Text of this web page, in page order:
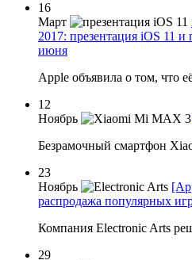
16
Март
2017: презентация iOS 11 и
июня
Apple объявила о том, что
12
Ноябрь
Безрамочный смартфон
23
Ноябрь
распродажа популярных
Компания Electronic Arts
29